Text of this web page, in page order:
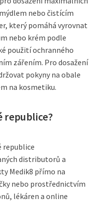
nebo čistícím
který pomáhá vyrovnat
nebo krém podle
použití ochranného
zářením. Pro dosažení
pokyny na obale
na kosmetiku.
republice?
republice
distributorů a
Medik8 přímo na
nebo prostřednictvím
lékáren a online